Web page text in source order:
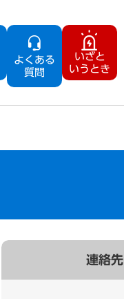
よくある
質問
いざと
いうとき
連絡先